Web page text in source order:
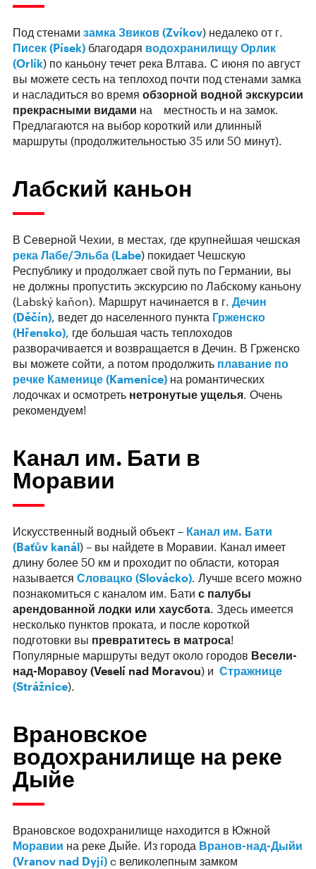
Под стенами замка Звиков (Zvíkov) недалеко от г.
Писек (Písek) благодаря водохранилищу Орлик
(Orlík) по каньону течет река Влтава. С июня по август
вы можете сесть на теплоход почти под стенами замка
и насладиться во время обзорной водной экскурсии
прекрасными видами на местность и на замок.
Предлагаются на выбор короткий или длинный
маршруты (продолжительностью 35 или 50 минут).
Лабский каньон
В Северной Чехии, в местах, где крупнейшая чешская
река Лабе/Эльба (Labe) покидает Чешскую
Республику и продолжает свой путь по Германии, вы
не должны пропустить экскурсию по Лабскому каньону
(Labský kaňon). Маршрут начинается в г. Дечин
(Děčín), ведет до населенного пункта Грженско
(Hřensko), где большая часть теплоходов
разворачивается и возвращается в Дечин. В Грженско
вы можете сойти, а потом продолжить плавание по
речке Каменице (Kamenice) на романтических
лодочках и осмотреть нетронутые ущелья. Очень
рекомендуем!
Канал им. Бати в
Моравии
Искусственный водный объект – Канал им. Бати
(Baťův kanál) – вы найдете в Моравии. Канал имеет
длину более 50 км и проходит по области, которая
называется Словацко (Slovácko). Лучше всего можно
познакомиться с каналом им. Бати с палубы
арендованной лодки или хаусбота. Здесь имеется
несколько пунктов проката, и после короткой
подготовки вы превратитесь в матроса!
Популярные маршруты ведут около городов Весели-
над-Моравоу (Veselí nad Moravou) и Стражнице
(Strážnice).
Врановское
водохранилище на реке
Дыйе
Врановское водохранилище находится в Южной
Моравии на реке Дыйе. Из города Вранов-над-Дыйи
(Vranov nad Dyjí) c великолепным замком